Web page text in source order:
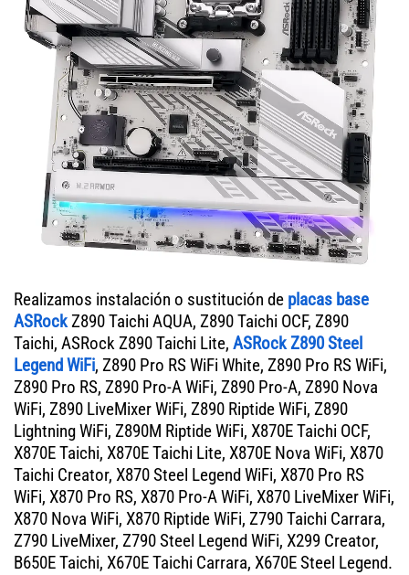
Realizamos instalación o sustitución de placas base
ASRockZ890 Taichi AQUA, Z890 Taichi OCF, Z890
Taichi, ASRock Z890 Taichi Lite, ASRock Z890 Steel
Legend WiFi, Z890 Pro RS WiFi White, Z890 Pro RS WiFi,
Z890 Pro RS, Z890 Pro-A WiFi, Z890 Pro-A, Z890 Nova
WiFi, Z890 LiveMixer WiFi, Z890 Riptide WiFi, Z890
Lightning WiFi, Z890M Riptide WiFi, X870E Taichi OCF,
X870E Taichi, X870E Taichi Lite, X870E Nova WiFi, X870
Taichi Creator, X870 Steel Legend WiFi, X870 Pro RS
WiFi, X870 Pro RS, X870 Pro-A WiFi, X870 LiveMixer WiFi,
X870 Nova WiFi, X870 Riptide WiFi, Z790 Taichi Carrara,
Z790 LiveMixer, Z790 Steel Legend WiFi, X299 Creator,
B650E Taichi, X670E Taichi Carrara, X670E Steel Legend.